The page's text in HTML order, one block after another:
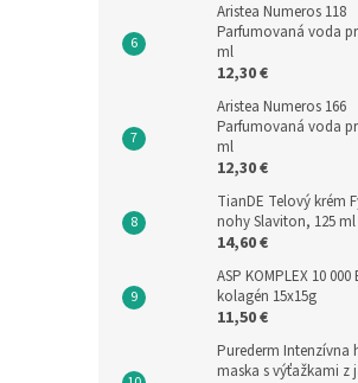
Aristea Numeros 118
Parfumovaná voda
ml
12,30 €
Aristea Numeros 166
Parfumovaná voda
ml
12,30 €
TianDE Telový krém
nohy Slaviton, 125 ml
14,60 €
ASP KOMPLEX 10
kolagén 15x15g
11,50 €
Purederm Intenzívna
maska s výťažkami z